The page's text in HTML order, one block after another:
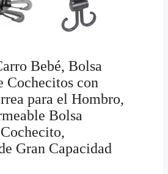
Bebé, Bolsa
Cochecitos con
para el Hombro,
Bolsa
Gran Capacidad